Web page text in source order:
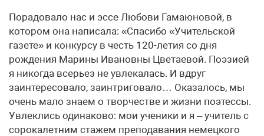
Порадовало нас и эссе Любови Гамаюновой, в
котором она написала: «Спасибо «Учительской
газете» и конкурсу в честь 120-летия со дня
рождения Марины Ивановны Цветаевой. Поэзией
я никогда всерьез не увлекалась. И вдруг
заинтересовало, заинтриговало… Оказалось, мы
очень мало знаем о творчестве и жизни поэтессы.
Увлеклись одинаково: мои ученики и я – учитель с
сорокалетним стажем преподавания немецкого